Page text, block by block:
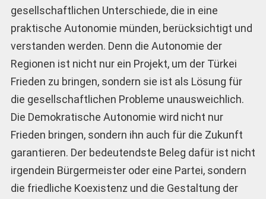
gesellschaftlichen Unterschiede, die in eine
praktische Autonomie münden, berücksichtigt und
verstanden werden. Denn die Autonomie der
Regionen ist nicht nur ein Projekt, um der Türkei
Frieden zu bringen, sondern sie ist als Lösung für
die gesellschaftlichen Probleme unausweichlich.
Die Demokratische Autonomie wird nicht nur
Frieden bringen, sondern ihn auch für die Zukunft
garantieren. Der bedeutendste Beleg dafür ist nicht
irgendein Bürgermeister oder eine Partei, sondern
die friedliche Koexistenz und die Gestaltung der